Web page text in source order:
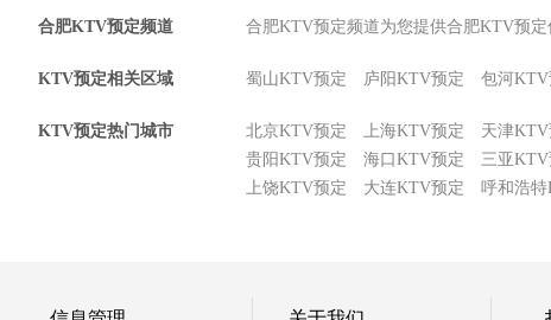
合肥KTV预定频道 合肥KTV预定频道为您提供合肥KTV预
KTV预定相关区域 蜀山KTV预定 庐阳KTV预定 包河KTV
KTV预定热门城市 北京KTV预定 上海KTV预定 天津KTV
贵阳KTV预定
海口KTV预定 三亚KTV
上饶KTV预定
大连KTV预定 呼和浩